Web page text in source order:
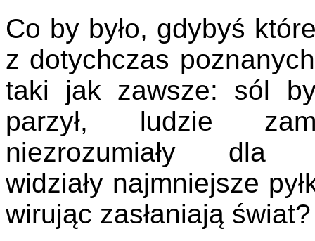
Co by było, gdybyś
z dotychczas
taki jak zawsze: sól
parzył, ludzie
niezrozumiały
widziały najmniejsze
wirując zasłaniają świat?